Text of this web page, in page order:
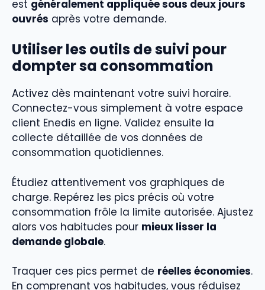
est généralement appliquée sous deux jours
ouvrés après votre demande.
Utiliser les outils de suivi pour
dompter sa consommation
Activez dès maintenant votre suivi horaire.
Connectez-vous simplement à votre espace
client Enedis en ligne. Validez ensuite la
collecte détaillée de vos données de
consommation quotidiennes.
Étudiez attentivement vos graphiques de
charge. Repérez les pics précis où votre
consommation frôle la limite autorisée. Ajustez
alors vos habitudes pour mieux lisser la
demande globale.
Traquer ces pics permet de réelles économies.
En comprenant vos habitudes, vous réduisez